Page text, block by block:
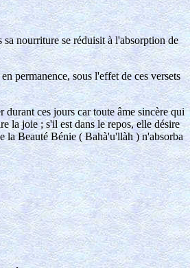
sa nourriture se réduisit à l'absorption de
permanence, sous l'effet de ces versets
ces jours car toute âme sincère qui
la joie ; s'il est dans le repos, elle désire
la Beauté Bénie ( Bahà'u'llàh ) n'absorba